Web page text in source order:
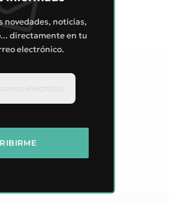
novedades, noticias,
directamente en tu
electrónico.